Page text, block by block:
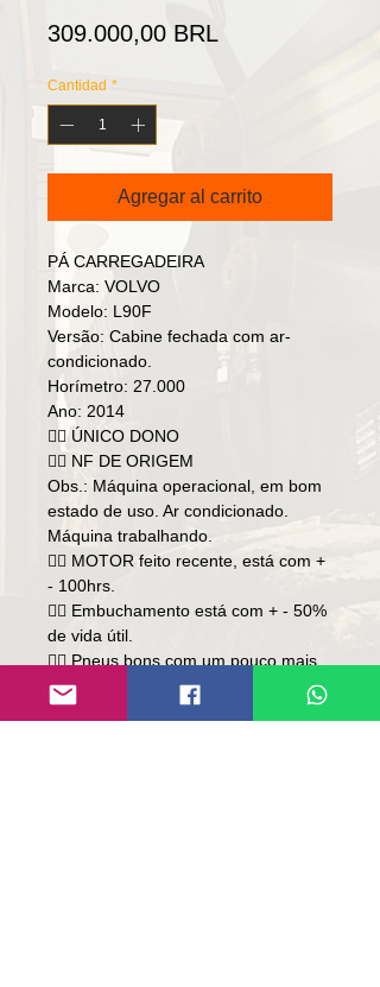
309.000,00 BRL
Cantidad *
Agregar al carrito
PÁ CARREGADEIRA
Marca: VOLVO
Modelo: L90F
Versão: Cabine fechada com ar-
condicionado.
Horímetro: 27.000
Ano: 2014
👉🏻 ÚNICO DONO
👉🏻 NF DE ORIGEM
Obs.: Máquina operacional, em bom
estado de uso. Ar condicionado.
Máquina trabalhando.
👉🏻 MOTOR feito recente, está com +
- 100hrs.
👉🏻 Embuchamento está com + - 50%
de vida útil.
👉🏻 Pneus bons com um pouco mais
de meia vida.
Preço: R$ 309,000